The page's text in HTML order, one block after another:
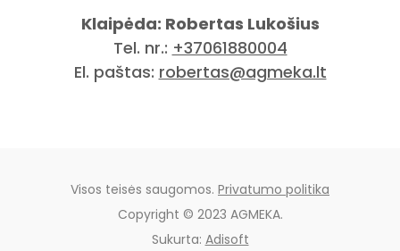
Klaipėda: Robertas Lukošius
Tel. nr.: +37061880004
El. paštas: robertas@agmeka.lt
Visos teisės saugomos. Privatumo politika
Copyright © 2023 AGMEKA.
Sukurta: Adisoft